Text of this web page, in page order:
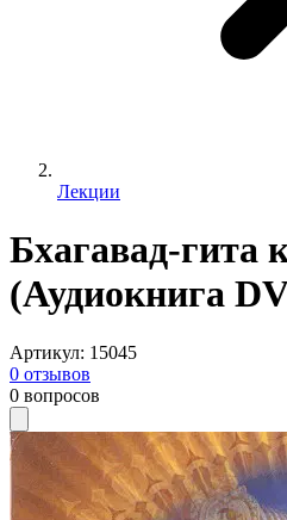
Лекции
Бхагавад-гита
(Аудиокнига
Артикул: 15045
0 отзывов
0 вопросов